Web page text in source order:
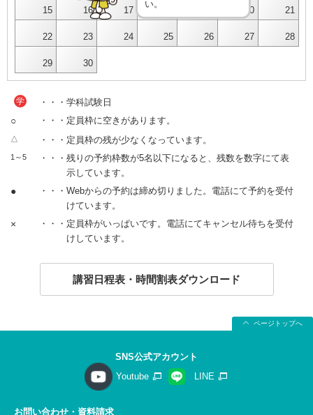
15 16 17 20 21
22 23 24 25 26 27 28
29 30
い。
学 ・・・学科試験日
○ ・・・定員枠に空きがあります。
△ ・・・定員枠の残が少なくなっています。
1～5
・・・残りの予約枠数が5名以下になると、残数を数字にて表
示しています。
●
・・・Webからの予約は締め切りました。電話にて予約を受付
けています。
×
・・・定員枠がいっぱいです。電話にてキャンセル待ちを受付
けしています。
講習日程表・時間割表ダウンロード
ページトップへ
SNS公式アカウント
Youtube
LINE
お問い合わせ・資料請求